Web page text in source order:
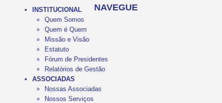
NAVEGUE
INSTITUCIONAL
Quem Somos
Quem é Quem
Missão e Visão
Estatuto
Fórum de Presidentes
Relatórios de Gestão
ASSOCIADAS
Nossas Associadas
Nossos Serviços